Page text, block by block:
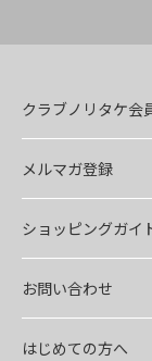
クラブノリタケ会
メルマガ登録
ショッピングガイ
お問い合わせ
はじめての方へ